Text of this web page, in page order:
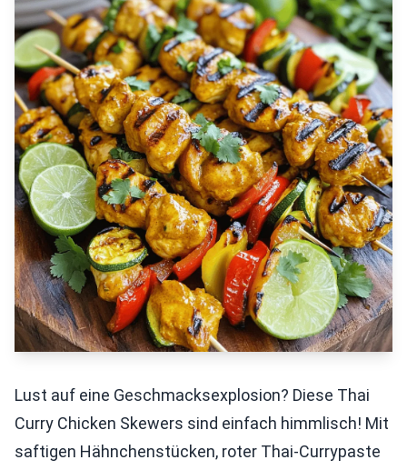
Lust auf eine Geschmacksexplosion? Diese Thai
Curry Chicken Skewers sind einfach himmlisch! Mit
saftigen Hähnchenstücken, roter Thai-Currypaste